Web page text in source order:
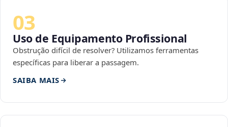
03
Uso de Equipamento Profissional
Obstrução difícil de resolver? Utilizamos ferramentas
específicas para liberar a passagem.
SAIBA MAIS